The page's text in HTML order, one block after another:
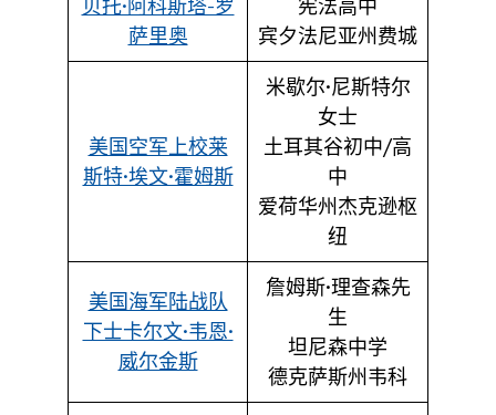
贝托·阿科斯塔-罗
萨里奥
宪法高中
宾夕法尼亚州费城
美国空军上校莱
斯特·埃文·霍姆斯
米歇尔·尼斯特尔
女士
土耳其谷初中/高
中
爱荷华州杰克逊枢
纽
美国海军陆战队
下士卡尔文·韦恩·
威尔金斯
詹姆斯·理查森先
生
坦尼森中学
德克萨斯州韦科